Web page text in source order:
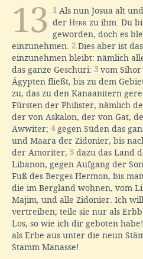
13 1 Als nun Josua alt
der Herr zu ihm: Du
geworden, doch es
einzunehmen. 2 Dies aber ist
einzunehmen bleibt: nämlich
das ganze Geschuri: 3 vom
Ägypten fließt, bis zu dem
zu, das zu den Kanaanitern
Fürsten der Philister, nämlich
der von Askalon, der von Gat,
Awwiter; 4gegen Süden das
und Maara der Zidonier, bis
der Amoriter; 5 dazu das Land
Libanon, gegen Aufgang der
Fuß des Berges Hermon, bis
die im Bergland wohnen, vom
Majim, und alle Zidonier. Ich
vertreiben; teile sie nur als
Los, so wie ich dir geboten habe!
als Erbe aus unter die neun
Stamm Manasse!